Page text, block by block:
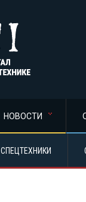
НОВОСТИ